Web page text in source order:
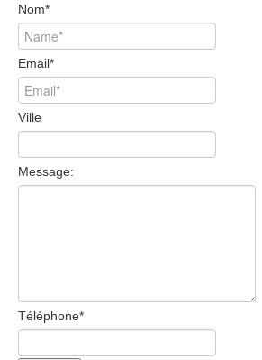
Nom*
Email*
Ville
Message:
Téléphone*